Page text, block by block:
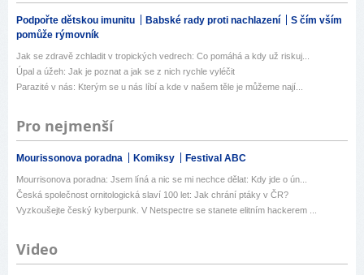
Podpořte dětskou imunitu Babské rady proti nachlazení
S čím vším
pomůže rýmovník
Jak se zdravě zchladit v tropických vedrech: Co pomáhá a kdy už riskuj...
Úpal a úžeh: Jak je poznat a jak se z nich rychle vyléčit
Parazité v nás: Kterým se u nás líbí a kde v našem těle je můžeme nají...
Pro nejmenší
Mourissonova poradna Komiksy Festival ABC
Mourrisonova poradna: Jsem líná a nic se mi nechce dělat: Kdy jde o ún...
Česká společnost ornitologická slaví 100 let: Jak chrání ptáky v ČR?
Vyzkoušejte český kyberpunk. V Netspectre se stanete elitním hackerem ...
Video